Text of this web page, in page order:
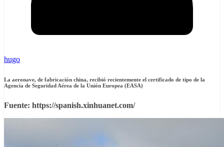
hugo
La aeronave, de fabricación china, recibió recientemente el certificado de tipo de la
Agencia de Seguridad Aérea de la Unión Europea (EASA)
Fuente: https://spanish.xinhuanet.com/